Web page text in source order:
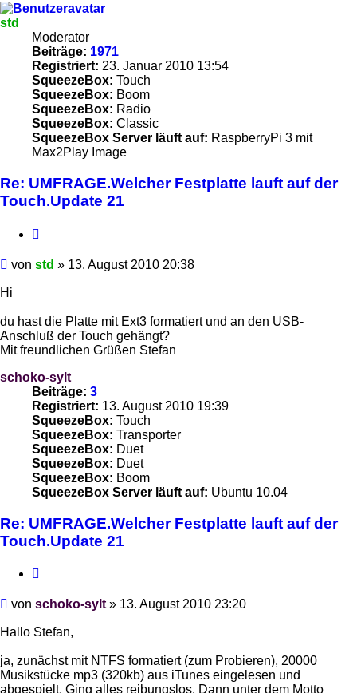
std
Moderator
Beiträge: 1971
Registriert: 23. Januar 2010 13:54
SqueezeBox: Touch
SqueezeBox: Boom
SqueezeBox: Radio
SqueezeBox: Classic
SqueezeBox Server läuft auf: RaspberryPi 3 mit
Max2Play Image
Re: UMFRAGE.Welcher Festplatte lauft auf der
Touch.Update 21
Beitrag
von std » 13. August 2010 20:38
Hi
du hast die Platte mit Ext3 formatiert und an den USB-
Anschluß der Touch gehängt?
Mit freundlichen Grüßen Stefan
schoko-sylt
Beiträge: 3
Registriert: 13. August 2010 19:39
SqueezeBox: Touch
SqueezeBox: Transporter
SqueezeBox: Duet
SqueezeBox: Duet
SqueezeBox: Boom
SqueezeBox Server läuft auf: Ubuntu 10.04
Re: UMFRAGE.Welcher Festplatte lauft auf der
Touch.Update 21
Beitrag
von schoko-sylt » 13. August 2010 23:20
Hallo Stefan,
ja, zunächst mit NTFS formatiert (zum Probieren), 20000
Musikstücke mp3 (320kb) aus iTunes eingelesen und
abgespielt. Ging alles reibungslos. Dann unter dem Motto